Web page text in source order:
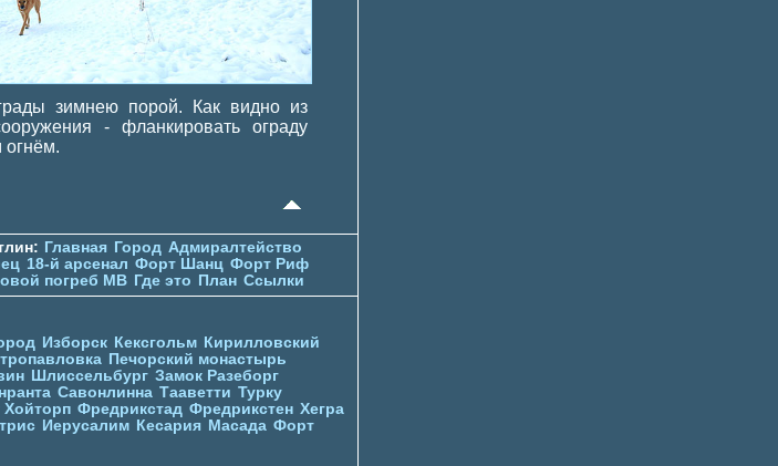
зимнею порой. Как видно из
- фланкировать ограду
огнём.
Главная Город Адмиралтейство
18-й арсенал Форт Шанц Форт Риф
погреб МВ Где это План Ссылки
Изборск Кексгольм Кирилловский
Печорcкий монастырь
Шлиссельбург Замок Разеборг
Савонлинна Тааветти Турку
Фредрикстад Фредрикстен Хегра
Иерусалим Кесария Масада Форт